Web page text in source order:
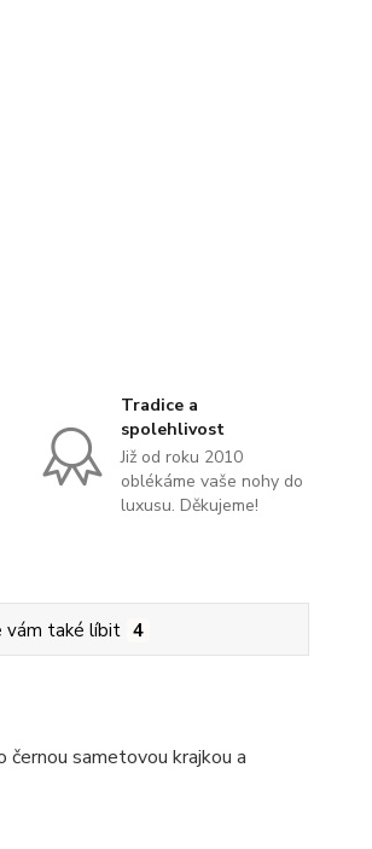
Tradice a
spolehlivost
Již od roku 2010
oblékáme vaše nohy do
luxusu. Děkujeme!
vám také líbit 4
černou sametovou krajkou a